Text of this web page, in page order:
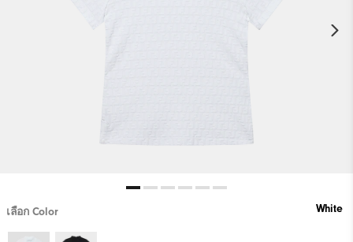
เลือก Color White